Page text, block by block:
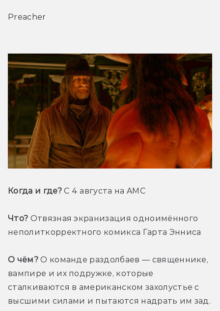
Preacher
Когда и где? С 4 августа на AMC
Что? Отвязная экранизация одноимённого
неполиткорректного комикса Гарта Энниса
О чём? О команде раздолбаев — священнике,
вампире и их подружке, которые
сталкиваются в американском захолустье с
высшими силами и пытаются надрать им зад.